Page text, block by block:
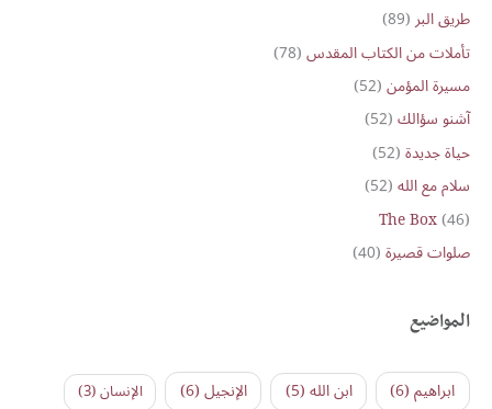
h
f
o
r
طريق البر(89)
تأملات من الكتاب المقدس(78)
مسيرة المؤمن(52)
آشنو سؤالك(52)
حياة جديدة(52)
سلام مع الله(52)
The Box(46)
صلوات قصيرة(40)
المواضيع
ابراهيم(6) ابن الله(5) الإنجيل(6) الإنسان(3)